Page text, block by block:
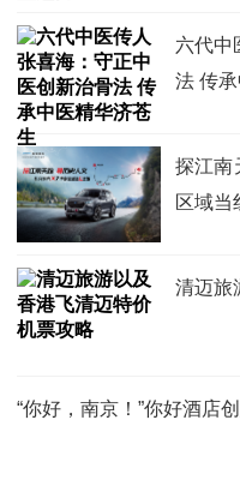
六代中
法 传
探江南
区域当
清迈旅
“你好，南京！”你好酒店